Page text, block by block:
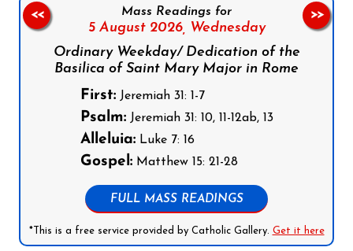
Mass Readings for
5 August 2026, Wednesday
Ordinary Weekday/ Dedication of the
Basilica of Saint Mary Major in Rome
First:Jeremiah 31: 1-7
Psalm:Jeremiah 31: 10, 11-12ab, 13
Alleluia:Luke 7: 16
Gospel:Matthew 15: 21-28
FULL MASS READINGS
*This is a free service provided by Catholic Gallery. Get it here
<< >>